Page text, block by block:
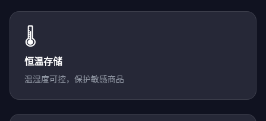
🌡️
恒温存储
温湿度可控，保护敏感商品